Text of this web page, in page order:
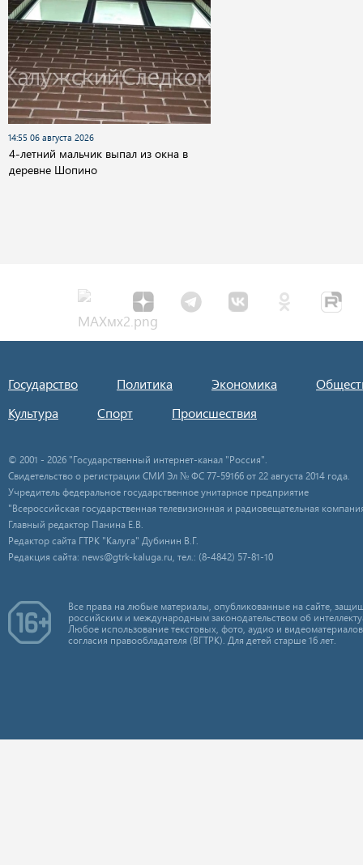
14:55 06 августа 2026
4-летний мальчик выпал из окна в
деревне Шопино
Государство Политика Экономика
Культура
Спорт Происшествия
© 2001 - 2026 "Государственный интернет-канал "Россия".
Свидетельство о регистрации СМИ Эл № ФС 77-59166 от 22 августа 2014 года.
Учредитель федеральное государственное унитарное предприятие
"Всероссийская государственная телевизионная и радиовещательная
Главный редактор Панина Е.В.
Редактор сайта ГТРК "Калуга" Дубинин В.Г.
Редакция сайта: news@gtrk-kaluga.ru, тел.: (8-4842) 57-81-10
Все права на любые материалы, опубликованные на сайте,
российским и международным законодательством об
Любое использование текстовых, фото, аудио и
согласия правообладателя (ВГТРК). Для детей старше 16 лет.